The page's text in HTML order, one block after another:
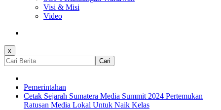
Visi & Misi
Video
x
Cari
Pemerintahan
Cetak Sejarah Sumatera Media Summit 2024 Pertemukan
Ratusan Media Lokal Untuk Naik Kelas